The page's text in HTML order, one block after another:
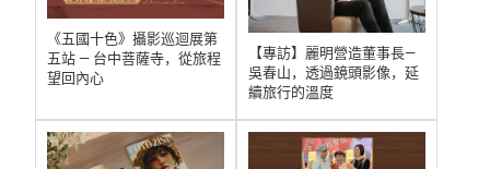
《五國十色》攝影巡迴展第
五站 — 台中菩薩寺，從旅程
望回內心
【專訪】麗明營造董事長—
吳春山，透過鏡頭影像，延
續旅行的溫度